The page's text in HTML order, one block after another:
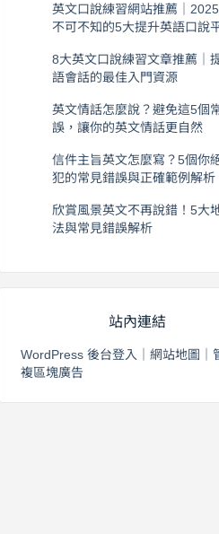
英文口說練習網站推薦｜
不可不知的5大提升英語口說
8大英文口說練習文章推薦｜
語會話的最佳入門資源
英文情話怎麼說？避免這5個
誤，讓你的英文情話更自然
信件主旨英文怎麼寫？5個你
犯的常見錯誤與正確範例解析
欣賞風景英文不再說錯！5大
法與常見錯誤解析
站內連結
WordPress 後台登入 網站地圖
複區塊廣告